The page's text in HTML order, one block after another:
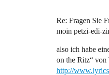
Re: Fragen Sie
moin petzi-edi-
also ich habe
on the Ritz“ von
http://